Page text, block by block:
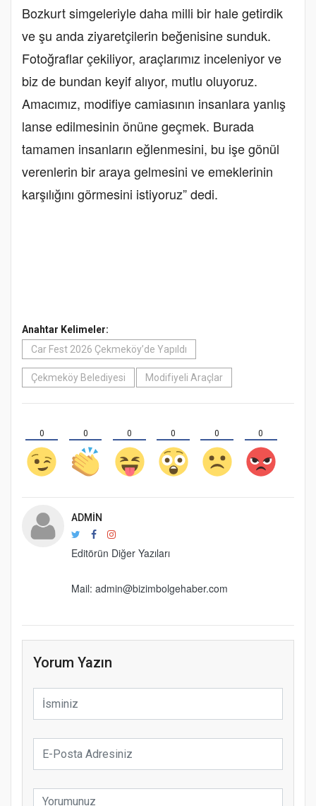
Bozkurt simgeleriyle daha milli bir hale getirdik
ve şu anda ziyaretçilerin beğenisine sunduk.
Fotoğraflar çekiliyor, araçlarımız inceleniyor ve
biz de bundan keyif alıyor, mutlu oluyoruz.
Amacımız, modifiye camiasının insanlara yanlış
lanse edilmesinin önüne geçmek. Burada
tamamen insanların eğlenmesini, bu işe gönül
verenlerin bir araya gelmesini ve emeklerinin
karşılığını görmesini istiyoruz” dedi.
Anahtar Kelimeler:
Car Fest 2026 Çekmeköy’de Yapıldı
Çekmeköy Belediyesi Modifiyeli Araçlar
0 0 0 0 0 0
ADMIN
Editörün Diğer Yazıları
Mail: admin@bizimbolgehaber.com
Yorum Yazın